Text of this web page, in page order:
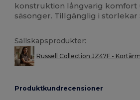
konstruktion långvarig komfort
säsonger. Tillgänglig i storlekar
Sällskapsprodukter:
Russell Collection JZ47F -
Produktkundrecensioner